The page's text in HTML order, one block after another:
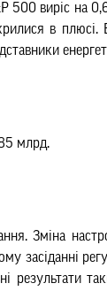
500 виріс на
в плюсі.
млрд.
Зміна
засіданні
результати